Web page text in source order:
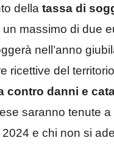
della tassa di
un massimo di due
nell’anno
ricettive del
contro danni e
saranno tenute a
2024 e chi non si